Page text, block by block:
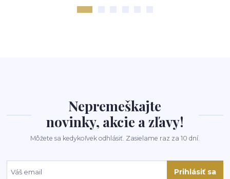
Nepremeškajte
novinky, akcie a zľavy!
Môžete sa kedykoľvek odhlásiť. Zasielame raz za 10 dní.
Prihlásiť sa